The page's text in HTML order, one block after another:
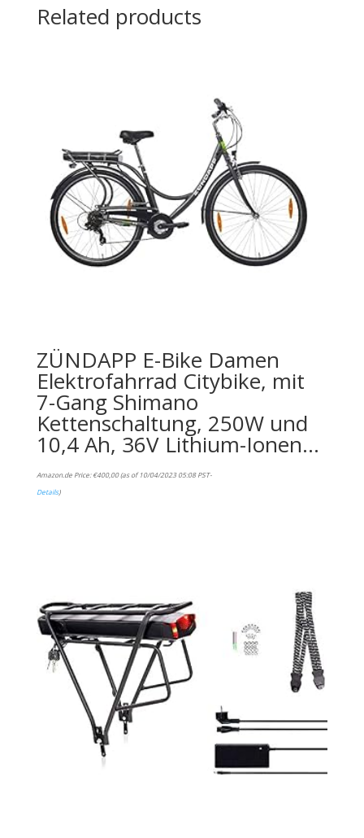
Related products
ZÜNDAPP E-Bike Damen
Elektrofahrrad Citybike, mit
7-Gang Shimano
Kettenschaltung, 250W und
10,4 Ah, 36V Lithium-Ionen…
Amazon.de Price:€400,00(as of 10/04/2023 05:08 PST-
Details)